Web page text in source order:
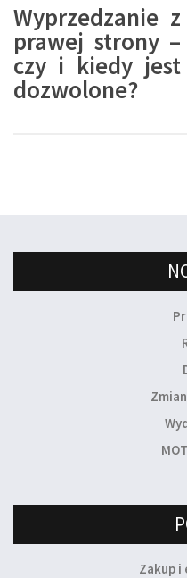
Wyprzedzanie z
prawej strony –
czy i kiedy jest
dozwolone?
Zakup i